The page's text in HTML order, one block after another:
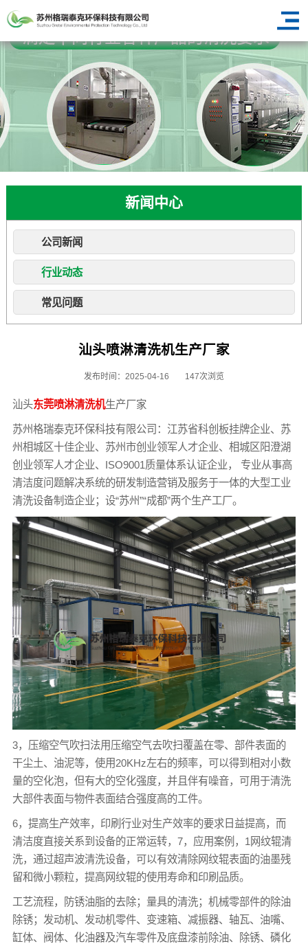
新闻中心
公司新闻
行业动态
常见问题
汕头喷淋清洗机生产厂家
发布时间：2025-04-16 147次浏览
汕头东莞喷淋清洗机生产厂家
苏州格瑞泰克环保科技有限公司：江苏省科创板挂牌企业、苏
州相城区十佳企业、苏州市创业领军人才企业、相城区阳澄湖
创业领军人才企业、ISO9001质量体系认证企业， 专业从事高
清洁度问题解决系统的研发制造营销及服务于一体的大型工业
清洗设备制造企业；设“苏州”“成都”两个生产工厂。
3，压缩空气吹扫法用压缩空气去吹扫覆盖在零、部件表面的
干尘土、油泥等，使用20KHz左右的频率，可以得到相对小数
量的空化泡，但有大的空化强度，并且伴有噪音，可用于清洗
大部件表面与物件表面结合强度高的工件。
6，提高生产效率，印刷行业对生产效率的要求日益提高，而
清洁度直接关系到设备的正常运转，7，应用案例，1网纹辊清
洗，通过超声波清洗设备，可以有效清除网纹辊表面的油墨残
留和微小颗粒，提高网纹辊的使用寿命和印刷品质。
工艺流程，防锈油脂的去除；量具的清洗；机械零部件的除油
除锈；发动机、发动机零件、变速箱、减振器、轴瓦、油嘴、
缸体、阀体、化油器及汽车零件及底盘漆前除油、除锈、磷化